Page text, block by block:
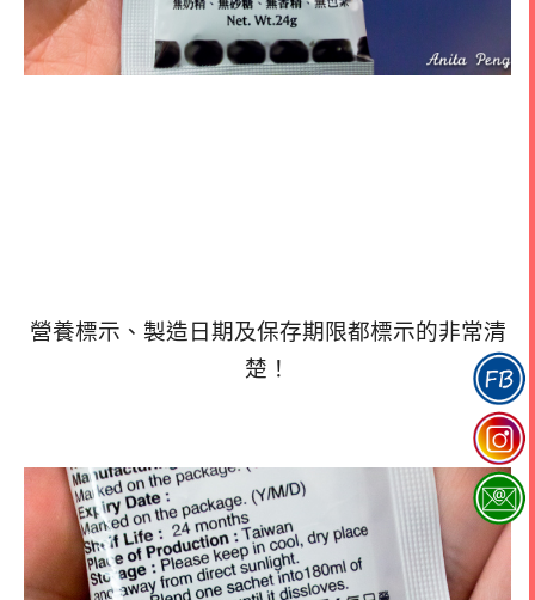
營養標示、製造日期及保存期限都標示的非常清
楚！